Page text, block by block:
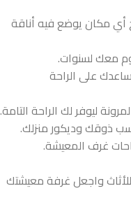
أي مكان يوضع فيه أناقة
معك لسنوات.
على الراحة
ليوفر لك الراحة التامة.
ذوقك وديكور منزلك.
غرف المعيشة.
واجعل غرفة معيشتك